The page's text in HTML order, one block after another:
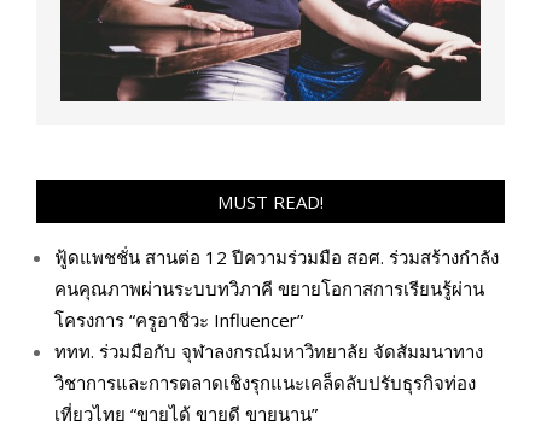
MUST READ!
ฟู้ดแพชชั่น สานต่อ 12 ปีความร่วมมือ สอศ. ร่วมสร้างกำลัง
คนคุณภาพผ่านระบบทวิภาคี ขยายโอกาสการเรียนรู้ผ่าน
โครงการ “ครูอาชีวะ Influencer”
ททท. ร่วมมือกับ จุฬาลงกรณ์มหาวิทยาลัย จัดสัมมนาทาง
วิชาการและการตลาดเชิงรุกแนะเคล็ดลับปรับธุรกิจท่อง
เที่ยวไทย “ขายได้ ขายดี ขายนาน”